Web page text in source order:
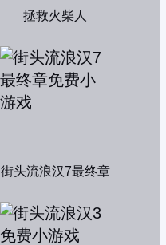
拯救火柴人
街头流浪汉7最终章